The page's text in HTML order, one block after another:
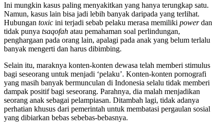
Ini mungkin kasus paling menyakitkan yang hanya terungkap satu.
Namun, kasus lain bisa jadi lebih banyak daripada yang terlihat.
Hubungan toxic ini terjadi sebab pelaku merasa memiliki powerdan
tidak punya tsaqofah atau pemahaman soal perlindungan,
penghargaan pada orang lain, apalagi pada anak yang belum terlalu
banyak mengerti dan harus dibimbing.
Selain itu, maraknya konten-konten dewasa telah memberi stimulus
bagi seseorang untuk menjadi ‘pelaku’. Konten-konten pornografi
yang masih banyak bermunculan di Indonesia selalu tidak memberi
dampak positif bagi seseorang. Parahnya, dia malah menjadikan
seorang anak sebagai pelampiasan. Ditambah lagi, tidak adanya
perhatian khusus dari pemerintah untuk membatasi pergaulan sosial
yang dibiarkan bebas sebebas-bebasnya.